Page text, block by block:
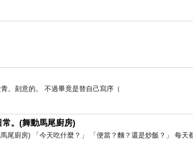
。刻意的。 不過畢竟是替自己寫序（
。(舞動馬尾廚房)
尾廚房) 「今天吃什麼？」 「便當？麵？還是炒飯？」 每天